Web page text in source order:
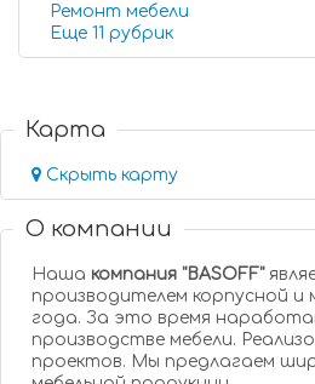
Ремонт мебели
Еще 11 рубрик
Карта
Скрыть карту
О компании
Наша компания "BASOFF"
производителем корпусной и
года. За это время
производстве мебели.
проектов. Мы предлагаем